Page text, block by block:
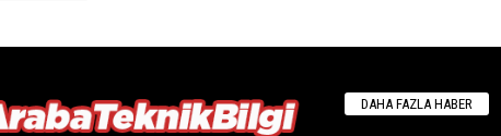
DAHA FAZLA HABER